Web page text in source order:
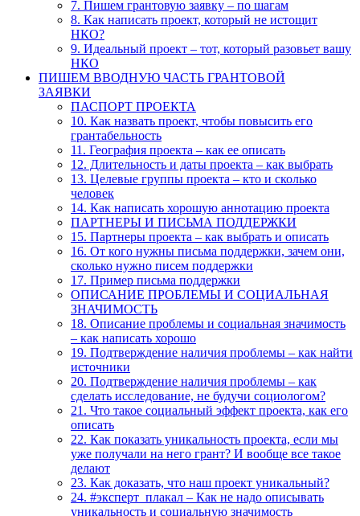
7. Пишем грантовую заявку – по шагам
8. Как написать проект, который не истощит
НКО?
9. Идеальный проект – тот, который разовьет вашу
НКО
ПИШЕМ ВВОДНУЮ ЧАСТЬ ГРАНТОВОЙ
ЗАЯВКИ
ПАСПОРТ ПРОЕКТА
10. Как назвать проект, чтобы повысить его
грантабельность
11. География проекта – как ее описать
12. Длительность и даты проекта – как выбрать
13. Целевые группы проекта – кто и сколько
человек
14. Как написать хорошую аннотацию проекта
ПАРТНЕРЫ И ПИСЬМА ПОДДЕРЖКИ
15. Партнеры проекта – как выбрать и описать
16. От кого нужны письма поддержки, зачем они,
сколько нужно писем поддержки
17. Пример письма поддержки
ОПИСАНИЕ ПРОБЛЕМЫ И СОЦИАЛЬНАЯ
ЗНАЧИМОСТЬ
18. Описание проблемы и социальная значимость
– как написать хорошо
19. Подтверждение наличия проблемы – как найти
источники
20. Подтверждение наличия проблемы – как
сделать исследование, не будучи социологом?
21. Что такое социальный эффект проекта, как его
описать
22. Как показать уникальность проекта, если мы
уже получали на него грант? И вообще все такое
делают
23. Как доказать, что наш проект уникальный?
24. #эксперт_плакал – Как не надо описывать
уникальность и социальную значимость